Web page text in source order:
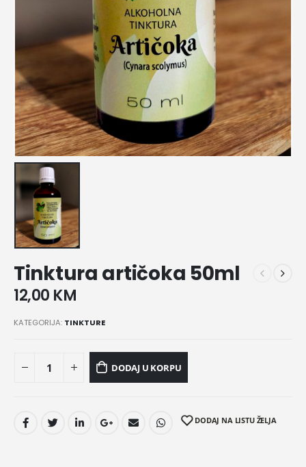
Tinktura artičoka 50ml
12,00 KM
KATEGORIJA: TINKTURE
DODAJ U KORPU
DODAJ NA LISTU ŽELJA